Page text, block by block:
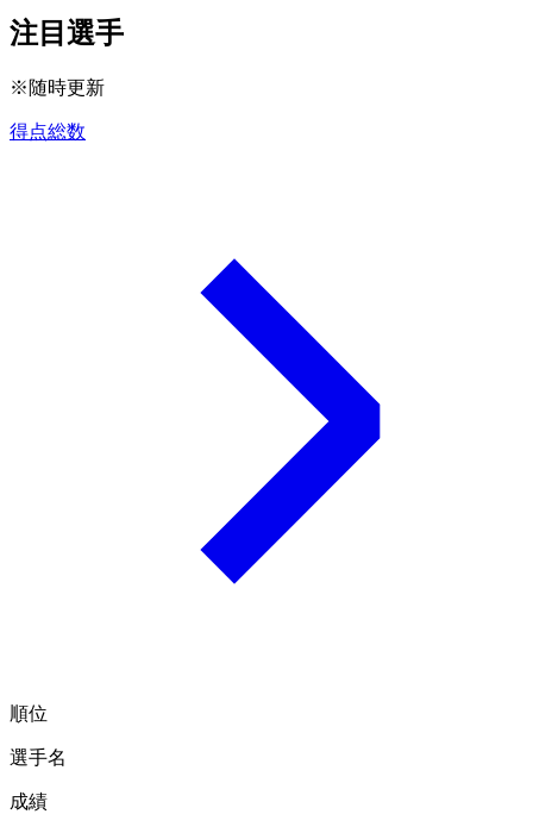
注目選手
※随時更新
得点総数
順位
選手名
成績